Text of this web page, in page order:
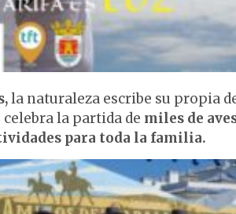
la naturaleza escribe su propia
celebra la partida de miles de
para toda la familia.